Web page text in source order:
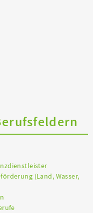
(Land, Wasser,